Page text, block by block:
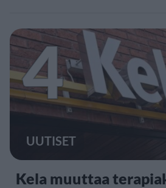
4
UUTISET
Kela muuttaa